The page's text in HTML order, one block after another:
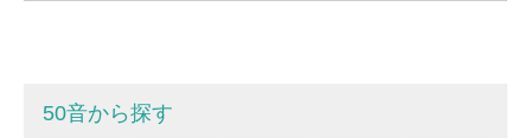
50音から探す